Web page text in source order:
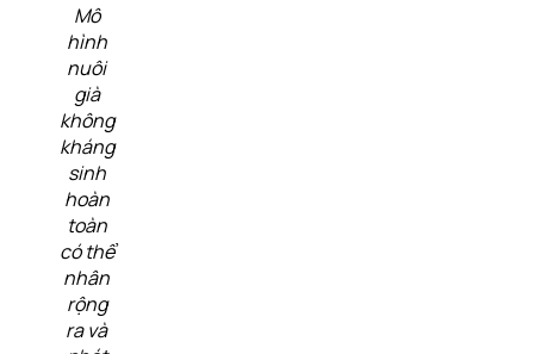
Mô
hình
nuôi
già
không
kháng
sinh
hoàn
toàn
có thể
nhân
rộng
ra và